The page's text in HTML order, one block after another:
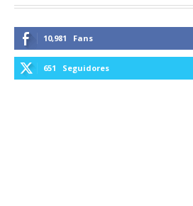
10,981 Fans
651 Seguidores